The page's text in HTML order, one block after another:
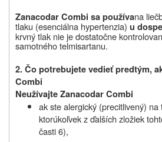
Zanacodar Combi sa používana
tlaku (esenciálna hypertenzia) u
krvný tlak nie je dostatočne
samotného telmisartanu.
2. Čo potrebujete vedieť predtým,
Combi
Neužívajte Zanacodar Combi
ak ste alergický (precitlivený)
ktorúkoľvek z ďalších zložiek
časti 6),